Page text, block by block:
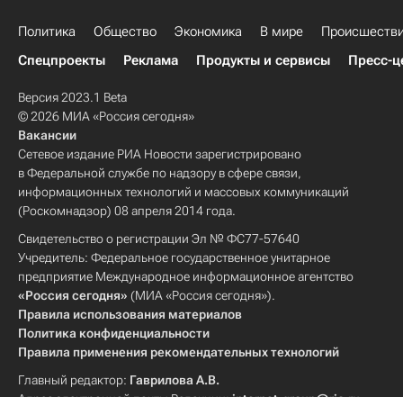
Политика Общество Экономика В мире
Спецпроекты
Реклама Продукты и сервисы Пресс-
Версия 2023.1 Beta
© 2026 МИА «Россия сегодня»
Вакансии
Сетевое издание РИА Новости зарегистрировано
в Федеральной службе по надзору в сфере связи,
информационных технологий и массовых коммуникаций
(Роскомнадзор) 08 апреля 2014 года.
Свидетельство о регистрации Эл № ФС77-57640
Учредитель: Федеральное государственное унитарное
предприятие Международное информационное агентство
«Россия сегодня» (МИА «Россия сегодня»).
Правила использования материалов
Политика конфиденциальности
Правила применения рекомендательных технологий
Главный редактор: Гаврилова А.В.